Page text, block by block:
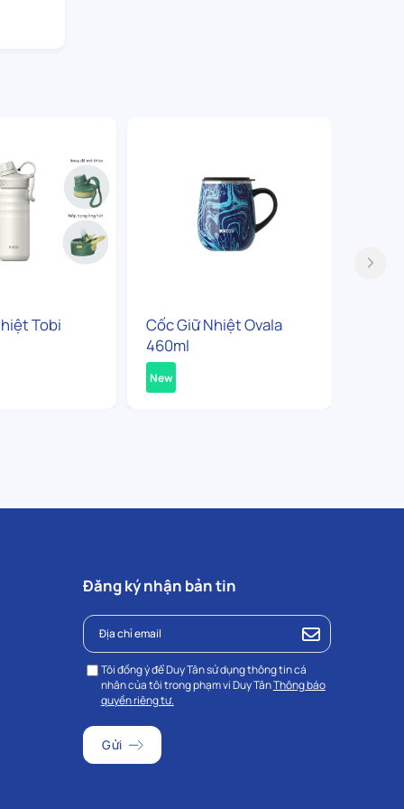
Tobi
Cốc Giữ Nhiệt Ovala
460ml
New
Đăng ký nhận bản tin
Tôi đồng ý để Duy Tân sử dụng thông tin cá
nhân của tôi trong phạm vi Duy TânThông báo
quyền riêng tư.